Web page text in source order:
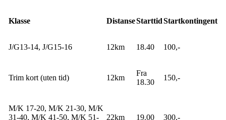
Klasse DistanseStarttidStartkontingent
J/G13-14, J/G15-16 12km 18.40 100,-
Trim kort (uten tid) 12km
Fra
18.30
150,-
M/K 17-20, M/K 21-30, M/K
31-40, M/K 41-50, M/K 51-
22km 19.00 300,-